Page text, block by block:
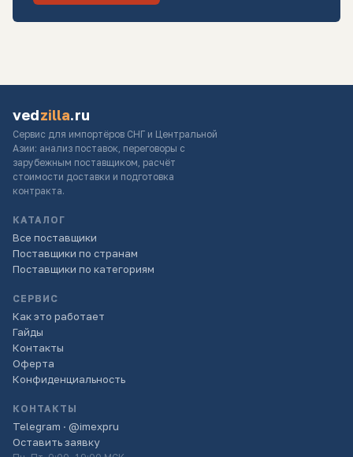
vedzilla.ru
Сервис для импортёров СНГ и Центральной
Азии: анализ поставок, переговоры с
зарубежным поставщиком, расчёт
стоимости доставки и подготовка
контракта.
КАТАЛОГ
Все поставщики
Поставщики по странам
Поставщики по категориям
СЕРВИС
Как это работает
Гайды
Контакты
Оферта
Конфиденциальность
КОНТАКТЫ
Telegram · @imexpru
Оставить заявку